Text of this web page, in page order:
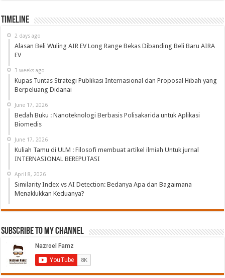
Timeline
2 days ago
Alasan Beli Wuling AIR EV Long Range Bekas Dibanding Beli Baru AIRA
EV
3 weeks ago
Kupas Tuntas Strategi Publikasi Internasional dan Proposal Hibah yang
Berpeluang Didanai
June 17, 2026
Bedah Buku : Nanoteknologi Berbasis Polisakarida untuk Aplikasi
Biomedis
June 17, 2026
Kuliah Tamu di ULM : Filosofi membuat artikel ilmiah Untuk jurnal
INTERNASIONAL BEREPUTASI
April 8, 2026
Similarity Index vs AI Detection: Bedanya Apa dan Bagaimana
Menaklukkan Keduanya?
Subscribe to My Channel